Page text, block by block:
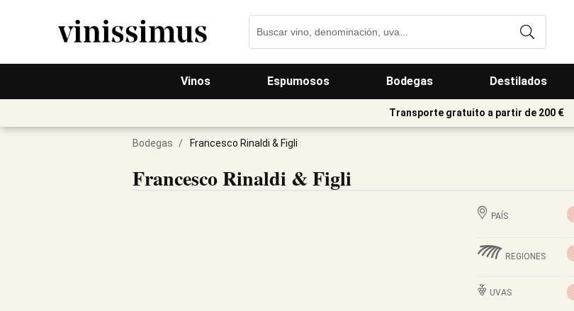
Vinos Espumosos Bodegas Destilados
Transporte gratuito a partir de 200 €
Bodegas / Francesco Rinaldi & Figli
Francesco Rinaldi & Figli
PAÍS
REGIONES
UVAS